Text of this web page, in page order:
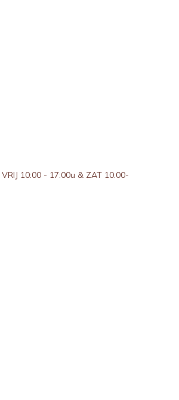
10:00 - 17:00u & ZAT 10:00-